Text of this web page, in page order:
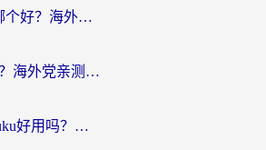
雷神手游和sixfast哪个好？海外党亲测3款回国加速器，教你选对不踩坑
穿梭和快喵好用吗？海外党亲测：小众加速器对比+番茄加速器深度体验
云极和Unblock Youku好用吗？海外党亲测+2026回国加速器避坑指南